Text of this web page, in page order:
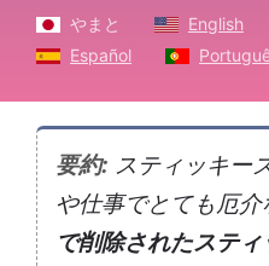
やまと English
Español
要約: スティッキー
や仕事でとても厄介
で削除されたステ